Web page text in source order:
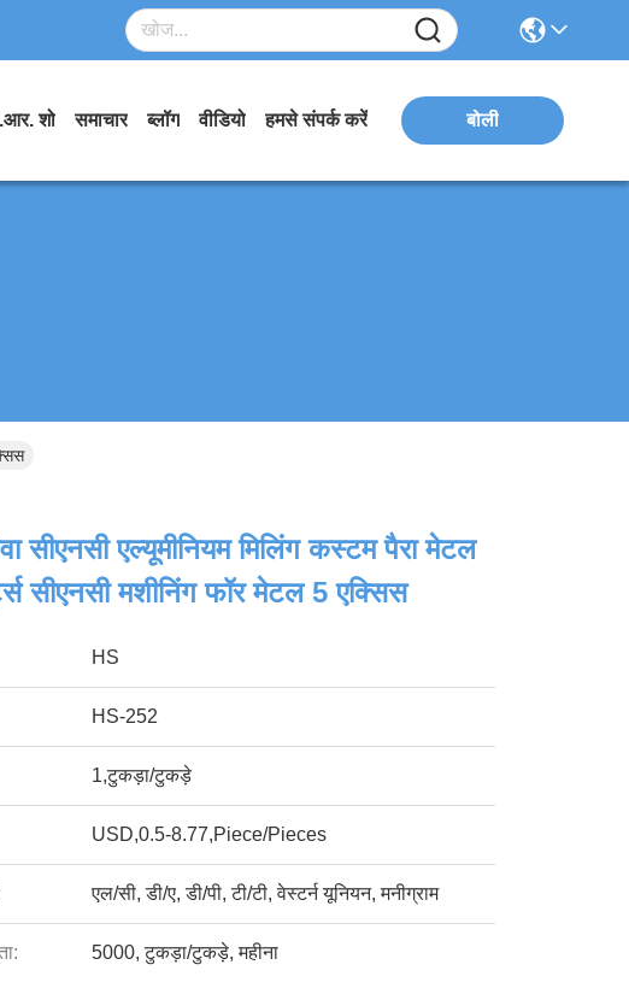
शो समाचार ब्लॉग वीडियो हमसे संपर्क करें बोली
सीएनसी एल्यूमीनियम मिलिंग कस्टम पैरा मेटल
सीएनसी मशीनिंग फॉर मेटल 5 एक्सिस
HS
HS-252
1,टुकड़ा/टुकड़े
USD,0.5-8.77,Piece/Pieces
एल/सी, डी/ए, डी/पी, टी/टी, वेस्टर्न यूनियन, मनीग्राम
5000, टुकड़ा/टुकड़े, महीना